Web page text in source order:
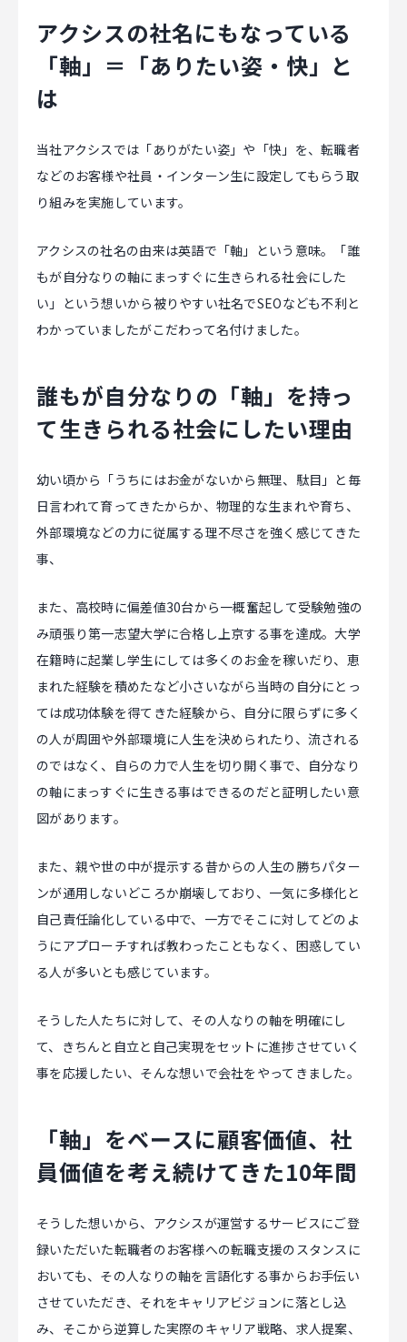
アクシスの社名にもなっている
「軸」＝「ありたい姿・快」と
は
当社アクシスでは「ありがたい姿」や「快」を、転職者
などのお客様や社員・インターン生に設定してもらう取
り組みを実施しています。
アクシスの社名の由来は英語で「軸」という意味。「誰
もが自分なりの軸にまっすぐに生きられる社会にした
い」という想いから被りやすい社名でSEOなども不利と
わかっていましたがこだわって名付けました。
誰もが自分なりの「軸」を持っ
て生きられる社会にしたい理由
幼い頃から「うちにはお金がないから無理、駄目」と毎
日言われて育ってきたからか、物理的な生まれや育ち、
外部環境などの力に従属する理不尽さを強く感じてきた
事、
また、高校時に偏差値30台から一概奮起して受験勉強の
み頑張り第一志望大学に合格し上京する事を達成。大学
在籍時に起業し学生にしては多くのお金を稼いだり、恵
まれた経験を積めたなど小さいながら当時の自分にとっ
ては成功体験を得てきた経験から、自分に限らずに多く
の人が周囲や外部環境に人生を決められたり、流される
のではなく、自らの力で人生を切り開く事で、自分なり
の軸にまっすぐに生きる事はできるのだと証明したい意
図があります。
また、親や世の中が提示する昔からの人生の勝ちパター
ンが通用しないどころか崩壊しており、一気に多様化と
自己責任論化している中で、一方でそこに対してどのよ
うにアプローチすれば教わったこともなく、困惑してい
る人が多いとも感じています。
そうした人たちに対して、その人なりの軸を明確にし
て、きちんと自立と自己実現をセットに進捗させていく
事を応援したい、そんな想いで会社をやってきました。
「軸」をベースに顧客価値、社
員価値を考え続けてきた10年間
そうした想いから、アクシスが運営するサービスにご登
録いただいた転職者のお客様への転職支援のスタンスに
おいても、その人なりの軸を言語化する事からお手伝い
させていただき、それをキャリアビジョンに落とし込
み、そこから逆算した実際のキャリア戦略、求人提案、